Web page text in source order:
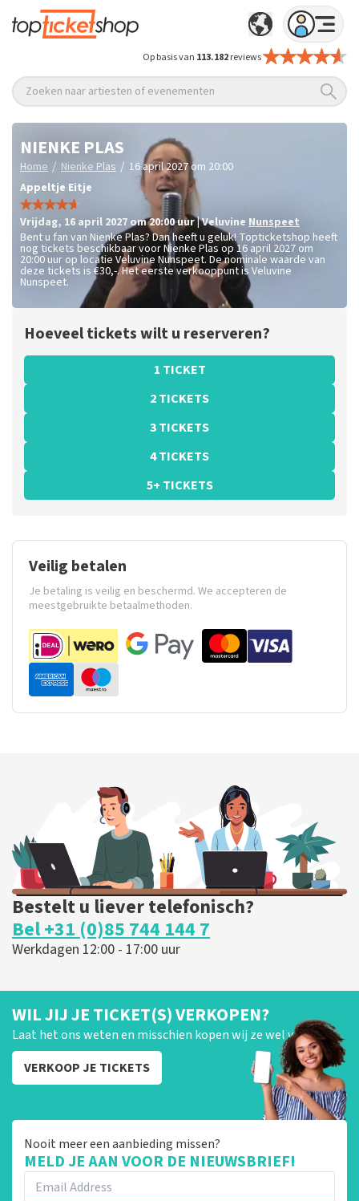
Op basis van 113.182reviews
Zoeken naar artiesten of evenementen
NIENKE PLAS
Home / Nienke Plas / 16 april 2027 om 20:00
Appeltje Eitje
vrijdag, 16 april 2027 om 20:00uur|Veluvine Nunspeet
Bent u fan van Nienke Plas? Dan heeft u geluk! Topticketshop heeft
nog tickets beschikbaar voor Nienke Plas op 16 april 2027 om
20:00 uur op locatie Veluvine Nunspeet. De nominale waarde van
deze tickets is €30,-. Het eerste verkooppunt is Veluvine
Nunspeet.
Hoeveel tickets wilt u reserveren?
1 TICKET
2 TICKETS
3 TICKETS
4 TICKETS
5+ TICKETS
Veilig betalen
Je betaling is veilig en beschermd. We accepteren de
meestgebruikte betaalmethoden.
Bestelt u liever telefonisch?
Bel +31 (0)85 744 144 7
Werkdagen 12:00 - 17:00 uur
WIL JIJ JE TICKET(S) VERKOPEN?
Laat het ons weten en misschien kopen wij ze wel van je!
VERKOOP JE TICKETS
Nooit meer een aanbieding missen?
MELD JE AAN VOOR DE NIEUWSBRIEF!